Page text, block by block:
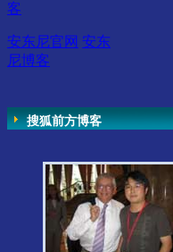
客
安东尼官网 安东
尼博客
搜狐前方博客